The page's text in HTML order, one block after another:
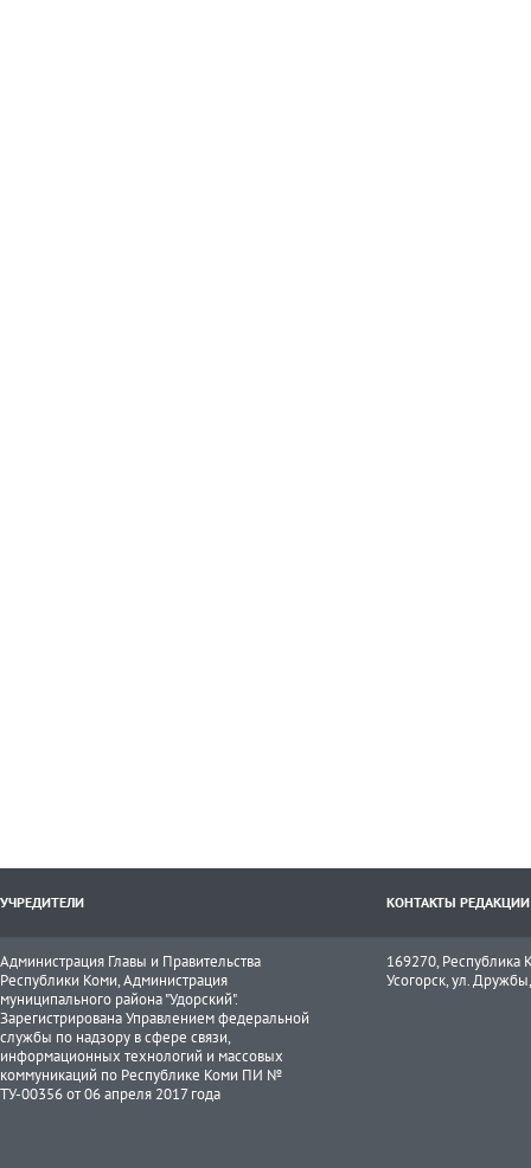
УЧРЕДИТЕЛИ КОНТАКТЫ РЕДАКЦИИ
Администрация Главы и Правительства
Республики Коми, Администрация
муниципального района "Удорский".
Зарегистрирована Управлением федеральной
службы по надзору в сфере связи,
информационных технологий и массовых
коммуникаций по Республике Коми ПИ №
ТУ-00356 от 06 апреля 2017 года
169270, Республика
Усогорск, ул.